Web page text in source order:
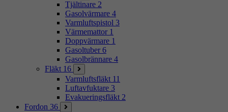
Tjältinare 2
Gasolvärmare 4
Varmluftspistol 3
Värmemattor 1
Doppvärmare 1
Gasoltuber 6
Gasolbrännare 4
Fläkt 16
Varmluftsfläkt 11
Luftavfuktare 3
Evakueringsfläkt 2
Fordon 36